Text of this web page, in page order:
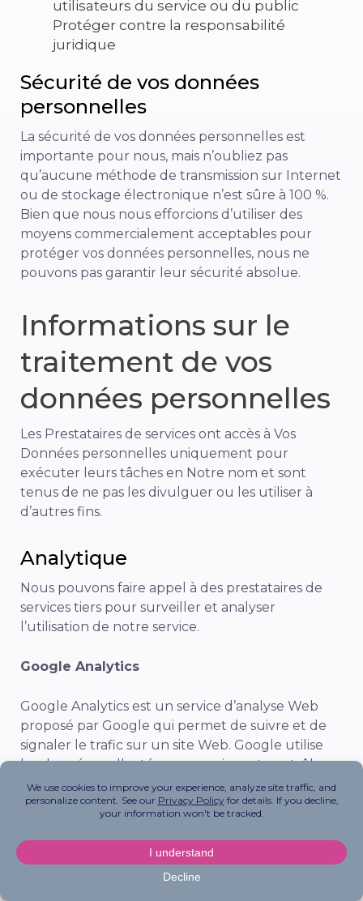
utilisateurs du service ou du public
Protéger contre la responsabilité
juridique
Sécurité de vos données
personnelles
La sécurité de vos données personnelles est
importante pour nous, mais n’oubliez pas
qu’aucune méthode de transmission sur Internet
ou de stockage électronique n’est sûre à 100 %.
Bien que nous nous efforcions d’utiliser des
moyens commercialement acceptables pour
protéger vos données personnelles, nous ne
pouvons pas garantir leur sécurité absolue.
Informations sur le
traitement de vos
données personnelles
Les Prestataires de services ont accès à Vos
Données personnelles uniquement pour
exécuter leurs tâches en Notre nom et sont
tenus de ne pas les divulguer ou les utiliser à
d’autres fins.
Analytique
Nous pouvons faire appel à des prestataires de
services tiers pour surveiller et analyser
l’utilisation de notre service.
Google Analytics
Google Analytics est un service d’analyse Web
proposé par Google qui permet de suivre et de
signaler le trafic sur un site Web. Google utilise
les données collectées pour suivre et contrôler
l’utilisation de notre service. Ces données sont
partagées avec d’autres services de Google.
Google peut utiliser les données collectées pour
contextualiser et personnaliser les annonces de
son propre réseau publicitaire.